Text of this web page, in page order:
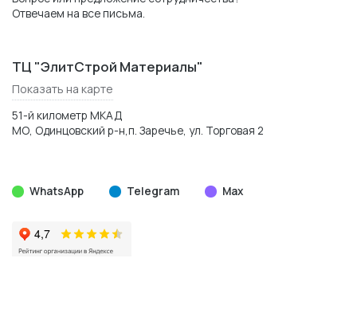
Отвечаем на все письма.
ТЦ "ЭлитСтрой Материалы"
Показать на карте
51-й километр МКАД
МО, Одинцовский р-н,п. Заречье, ул. Торговая 2
WhatsApp Telegram Max